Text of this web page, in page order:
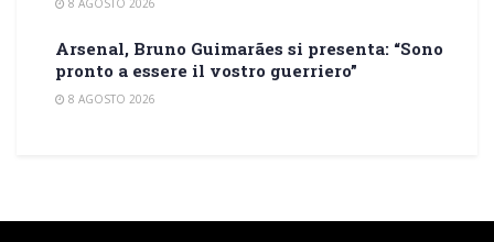
8 AGOSTO 2026
Arsenal, Bruno Guimarães si presenta: “Sono
pronto a essere il vostro guerriero”
8 AGOSTO 2026